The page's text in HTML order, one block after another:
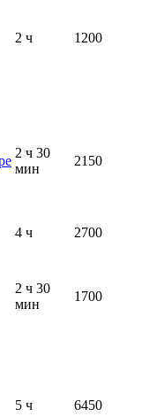
2 ч 1200
2 ч 30
мин
2150
4 ч 2700
2 ч 30
мин
1700
5 ч 6450